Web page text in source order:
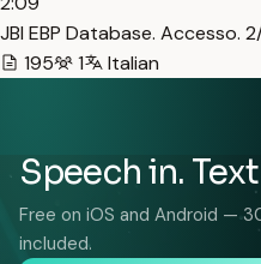
JBI EBP Database. Accesso.
195
1 Italian
Speech in.
Free on iOS and Android —
included.